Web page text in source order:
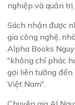
nghiệp và quản trị.
Sách nhận được
gia công nghệ,
Alpha Books
"không chỉ phác
gợi liên tưởng
Việt Nam".